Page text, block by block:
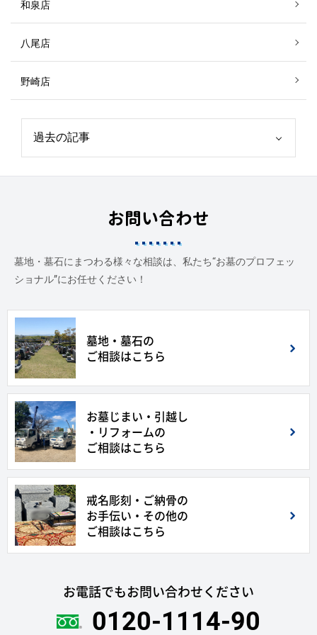
和泉店
八尾店
野崎店
お問い合わせ
墓地・墓石にまつわる様々な相談は、私たち“お墓のプロフェッ
ショナル”にお任せください！
墓地・墓石の
ご相談はこちら
お墓じまい・引越し
・リフォームの
ご相談はこちら
戒名彫刻・ご納骨の
お手伝い・その他の
ご相談はこちら
お電話でもお問い合わせください
0120-1114-90